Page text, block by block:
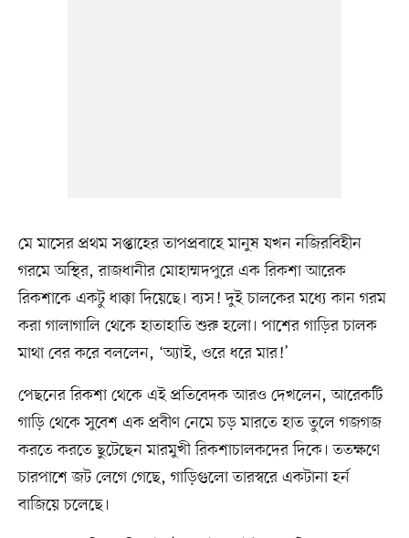
মে মাসের প্রথম সপ্তাহের তাপপ্রবাহে মানুষ যখন নজিরবিহীন
গরমে অস্থির, রাজধানীর মোহাম্মদপুরে এক রিকশা আরেক
রিকশাকে একটু ধাক্কা দিয়েছে। ব্যস! দুই চালকের মধ্যে কান গরম
করা গালাগালি থেকে হাতাহাতি শুরু হলো। পাশের গাড়ির চালক
মাথা বের করে বললেন, ‘অ্যাই, ওরে ধরে মার!’
পেছনের রিকশা থেকে এই প্রতিবেদক আরও দেখলেন, আরেকটি
গাড়ি থেকে সুবেশ এক প্রবীণ নেমে চড় মারতে হাত তুলে গজগজ
করতে করতে ছুটেছেন মারমুখী রিকশাচালকদের দিকে। ততক্ষণে
চারপাশে জট লেগে গেছে, গাড়িগুলো তারস্বরে একটানা হর্ন
বাজিয়ে চলেছে।